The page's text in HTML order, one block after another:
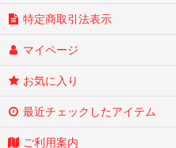
特定商取引法表示
マイページ
お気に入り
最近チェックしたアイテム
ご利用案内